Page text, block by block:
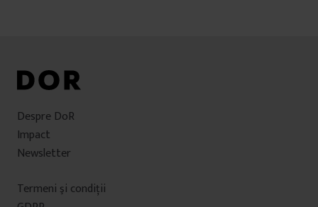
Despre DoR
Impact
Newsletter
Termeni şi condiţii